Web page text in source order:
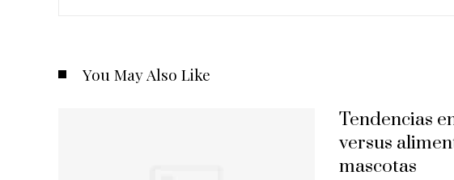
You May Also Like
Tendencias
versus
mascotas